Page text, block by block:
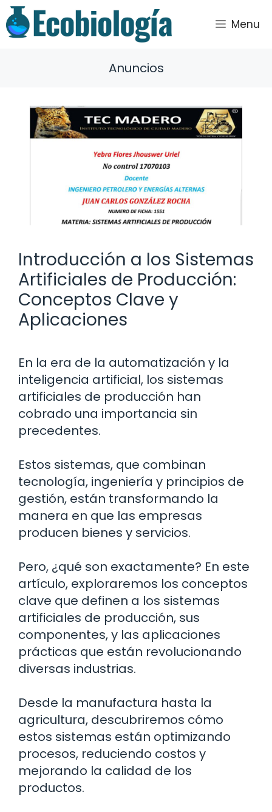
Saltar
al
contenido
Menu
Anuncios
Introducción a los Sistemas
Artificiales de Producción:
Conceptos Clave y
Aplicaciones
En la era de la automatización y la
inteligencia artificial, los sistemas
artificiales de producción han
cobrado una importancia sin
precedentes.
Estos sistemas, que combinan
tecnología, ingeniería y principios de
gestión, están transformando la
manera en que las empresas
producen bienes y servicios.
Pero, ¿qué son exactamente? En este
artículo, exploraremos los conceptos
clave que definen a los sistemas
artificiales de producción, sus
componentes, y las aplicaciones
prácticas que están revolucionando
diversas industrias.
Desde la manufactura hasta la
agricultura, descubriremos cómo
estos sistemas están optimizando
procesos, reduciendo costos y
mejorando la calidad de los
productos.